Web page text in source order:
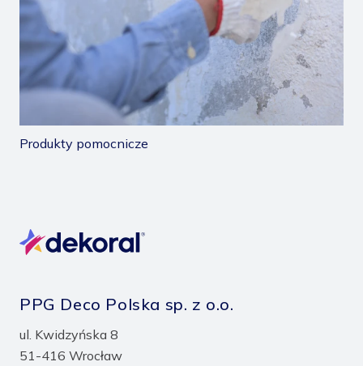
Produkty pomocnicze
PPG Deco Polska sp. z o.o.
ul. Kwidzyńska 8
51-416 Wrocław